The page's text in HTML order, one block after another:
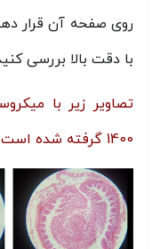
روی صفحه آن قرار
با دقت بالا بررسی
1400 گرفته شده است